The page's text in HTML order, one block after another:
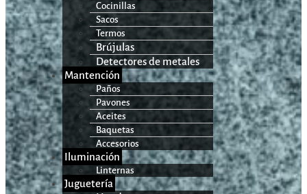
Cocinillas
Sacos
Termos
Brújulas
Detectores de metales
Mantención
Paños
Pavones
Aceites
Baquetas
Accesorios
Iluminación
Linternas
Juguetería